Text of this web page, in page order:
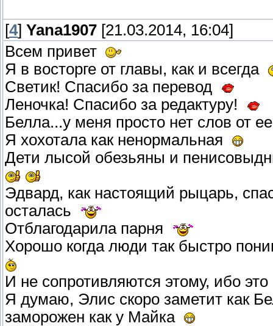
[4] Yana1907 [21.03.2014, 16:04]
Всем привет
Я в восторге от главы, как и всегда
Светик! Спасибо за перевод
Леночка! Спасибо за редактуру!
Белла...у меня просто нет слов от
Я хохотала как ненормальная
Дети лысой обезьяны и
Эдвард, как настоящий рыцарь,
осталась
Отблагодарила парня
Хорошо когда люди так быстро
И не сопротивляются этому, ибо
Я думаю, Элис скоро заметит как
заморожен как у Майка